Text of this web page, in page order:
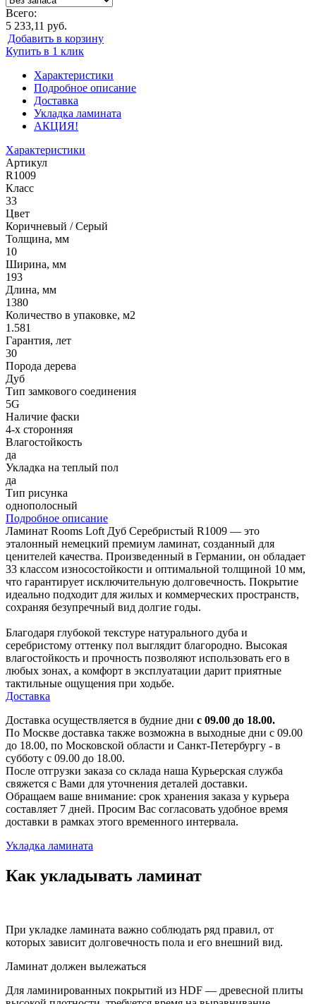
Всего:
5 233,11 руб.
Добавить в корзину
Купить в 1 клик
Характеристики
Подробное описание
Доставка
Укладка ламината
АКЦИЯ!
Характеристики
Артикул
R1009
Класс
33
Цвет
Коричневый / Серый
Толщина, мм
10
Ширина, мм
193
Длина, мм
1380
Количество в упаковке, м2
1.581
Гарантия, лет
30
Порода дерева
Дуб
Тип замкового соединения
5G
Наличие фаски
4-х сторонняя
Влагостойкость
да
Укладка на теплый пол
да
Тип рисунка
однополосный
Подробное описание
Ламинат Rooms Loft Дуб Серебристый R1009 — это
эталонный немецкий премиум ламинат, созданный для
ценителей качества. Произведенный в Германии, он обладает
33 классом износостойкости и оптимальной толщиной 10 мм,
что гарантирует исключительную долговечность. Покрытие
идеально подходит для жилых и коммерческих пространств,
сохраняя безупречный вид долгие годы.
Благодаря глубокой текстуре натурального дуба и
серебристому оттенку пол выглядит благородно. Высокая
влагостойкость и прочность позволяют использовать его в
любых зонах, а комфорт в эксплуатации дарит приятные
тактильные ощущения при ходьбе.
Доставка
Доставка осуществляется в будние дни с 09.00 до 18.00.
По Москве доставка также возможна в выходные дни с 09.00
до 18.00, по Московской области и Санкт-Петербургу - в
субботу с 09.00 до 18.00.
После отгрузки заказа со склада наша Курьерская служба
свяжется с Вами для уточнения деталей доставки.
Обращаем ваше внимание: срок хранения заказа у курьера
составляет 7 дней. Просим Вас согласовать удобное время
доставки в рамках этого временного интервала.
Укладка ламината
Как укладывать ламинат
При укладке ламината важно соблюдать ряд правил, от
которых зависит долговечность пола и его внешний вид.
Ламинат должен вылежаться
Для ламинированных покрытий из HDF — древесной плиты